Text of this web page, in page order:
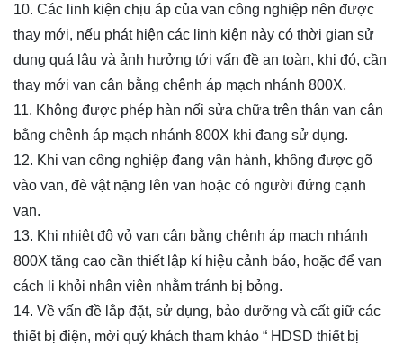
10. Các linh kiện chịu áp của van công nghiệp nên được
thay mới, nếu phát hiện các linh kiện này có thời gian sử
dụng quá lâu và ảnh hưởng tới vấn đề an toàn, khi đó, cần
thay mới van cân bằng chênh áp mạch nhánh 800X.
11. Không được phép hàn nối sửa chữa trên thân van cân
bằng chênh áp mạch nhánh 800X khi đang sử dụng.
12. Khi van công nghiệp đang vận hành, không được gõ
vào van, đè vật nặng lên van hoặc có người đứng cạnh
van.
13. Khi nhiệt độ vỏ van cân bằng chênh áp mạch nhánh
800X tăng cao cần thiết lập kí hiệu cảnh báo, hoặc để van
cách li khỏi nhân viên nhằm tránh bị bỏng.
14. Về vấn đề lắp đặt, sử dụng, bảo dưỡng và cất giữ các
thiết bị điện, mời quý khách tham khảo “ HDSD thiết bị